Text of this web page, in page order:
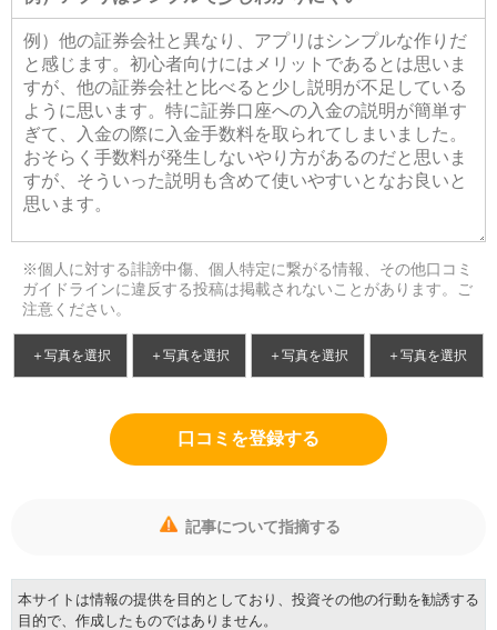
※個人に対する誹謗中傷、個人特定に繋がる情報、その他口コミ
ガイドラインに違反する投稿は掲載されないことがあります。ご
注意ください。
＋写真を選択 ＋写真を選択 ＋写真を選択 ＋写真を選択
口コミを登録する
記事について指摘する
本サイトは情報の提供を目的としており、投資その他の行動を勧誘する
目的で、作成したものではありません。